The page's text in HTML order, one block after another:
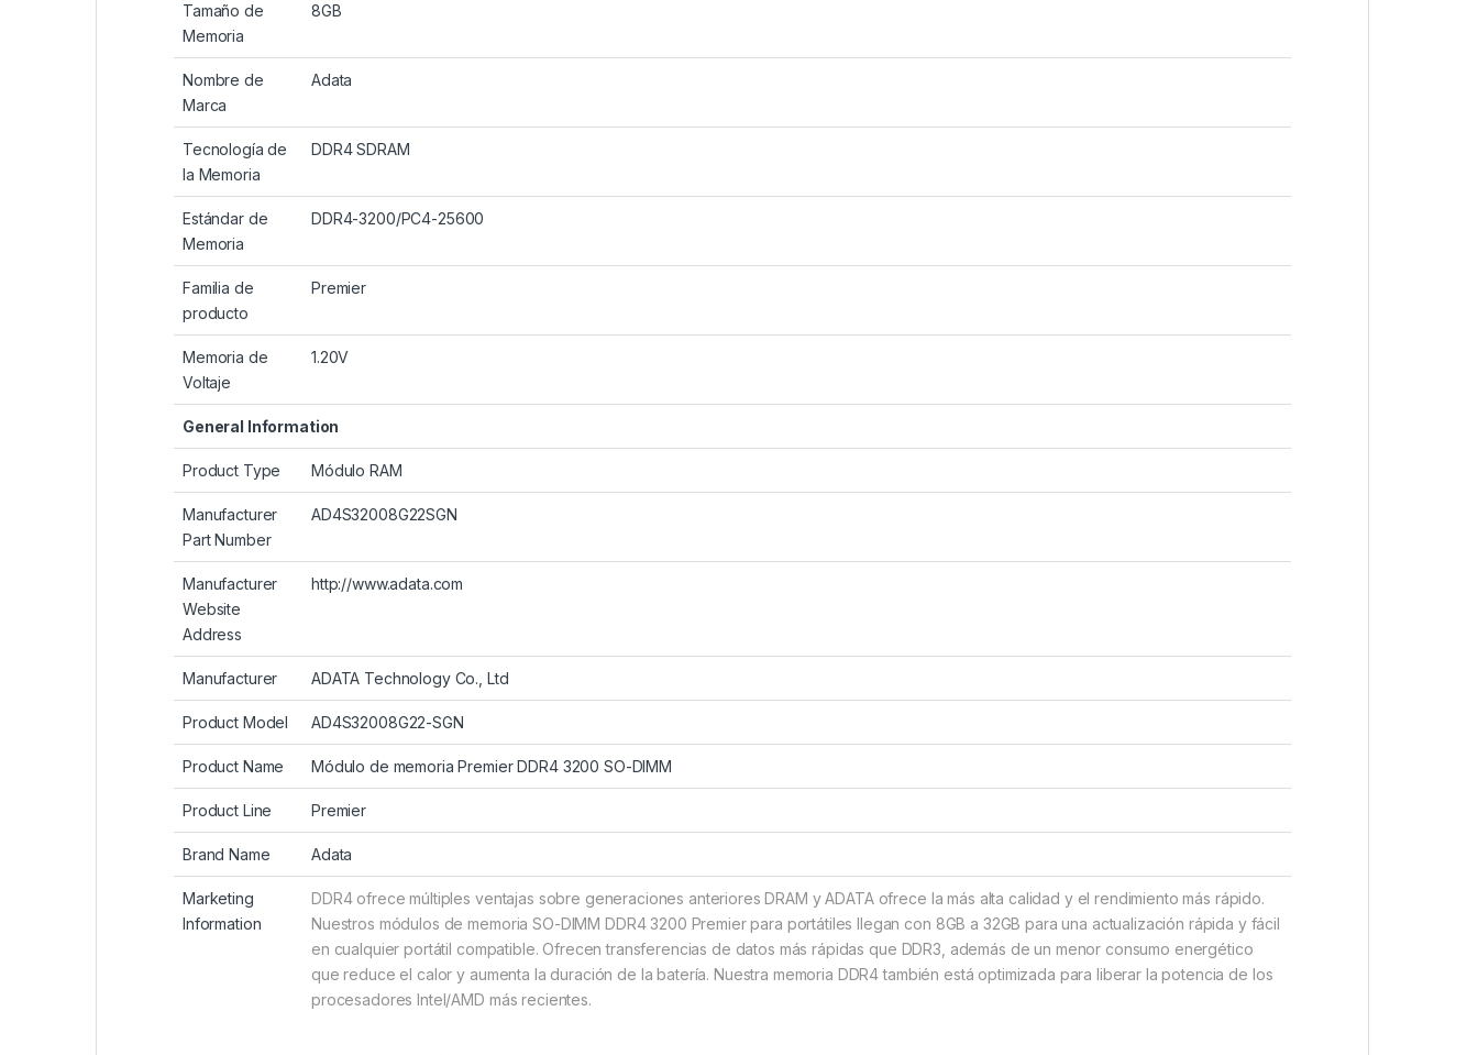
Tamaño de
Memoria
8GB
Nombre de
Marca
Adata
Tecnología de
la Memoria
DDR4 SDRAM
Estándar de
Memoria
DDR4-3200/PC4-25600
Familia de
producto
Premier
Memoria de
Voltaje
1.20V
General Information
Product Type Módulo RAM
Manufacturer
Part Number
AD4S32008G22SGN
Manufacturer
Website
Address
http://www.adata.com
Manufacturer ADATA Technology Co., Ltd
Product Model AD4S32008G22-SGN
Product Name Módulo de memoria Premier DDR4 3200 SO-DIMM
Product Line Premier
Brand Name Adata
Marketing
Information
DDR4 ofrece múltiples ventajas sobre generaciones anteriores DRAM y ADATA ofrece la más alta calidad y el rendimiento más rápido.
Nuestros módulos de memoria SO-DIMM DDR4 3200 Premier para portátiles llegan con 8GB a 32GB para una actualización rápida y fácil
en cualquier portátil compatible. Ofrecen transferencias de datos más rápidas que DDR3, además de un menor consumo energético
que reduce el calor y aumenta la duración de la batería. Nuestra memoria DDR4 también está optimizada para liberar la potencia de los
procesadores Intel/AMD más recientes.